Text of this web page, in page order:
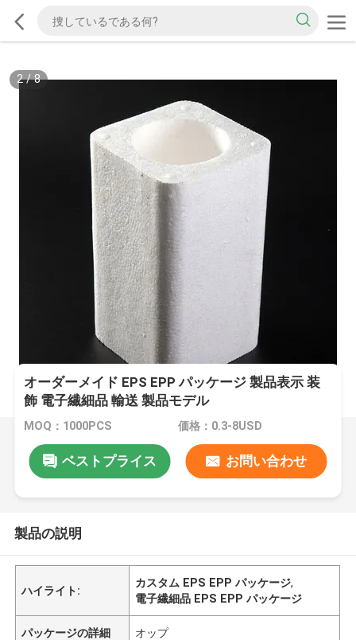
2/8
オーダーメイド EPS EPP パッケージ 製品表示 装
飾 電子繊細品 輸送 製品モデル
MOQ：1000PCS 価格：0.3-8USD
ベストプライス お問い合わせ
製品の説明
ハイライト:
カスタム EPS EPP パッケージ,
電子繊細品 EPS EPP パッケージ
パッケージの詳細 オップ